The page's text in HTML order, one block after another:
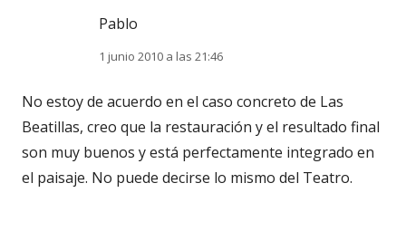
Pablo
1 junio 2010 a las 21:46
No estoy de acuerdo en el caso concreto de Las
Beatillas, creo que la restauración y el resultado final
son muy buenos y está perfectamente integrado en
el paisaje. No puede decirse lo mismo del Teatro.